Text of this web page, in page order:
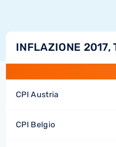
INFLAZIONE 2017,
CPI Austria
CPI Belgio